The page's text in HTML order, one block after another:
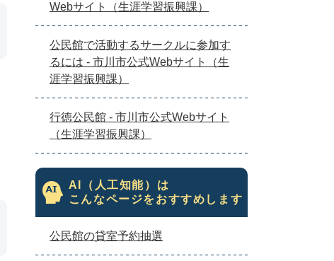
Webサイト（生涯学習振興課）
公民館で活動するサークルに参加す
るには - 市川市公式Webサイト（生
涯学習振興課）
行徳公民館 - 市川市公式Webサイト
（生涯学習振興課）
AI（人工知能）は
こんなページをおすすめします
公民館の貸室予約抽選